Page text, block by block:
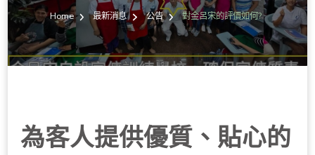
Home 最新消息 公告 對金呂宋的評價如何?
為客人提供優質、貼心的